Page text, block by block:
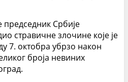
председник Србије
стравичне злочине које је
7. октобра убрзо након
броја невиних